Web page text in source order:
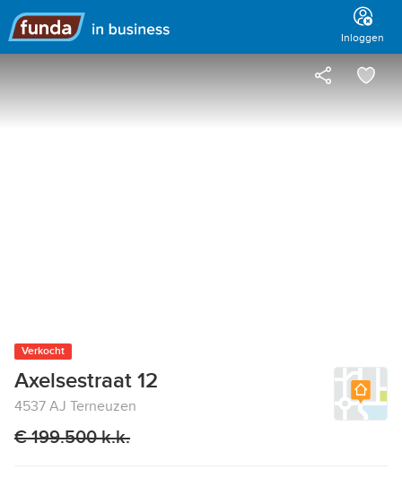
Hoofdmenu
Inloggen
Verkocht
Axelsestraat 12
4537 AJ Terneuzen
€ 199.500 k.k.